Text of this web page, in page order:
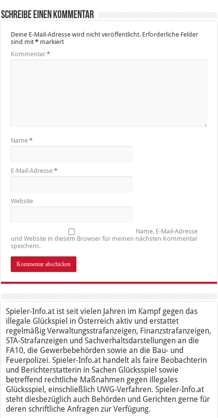
Schreibe einen Kommentar
Deine E-Mail-Adresse wird nicht veröffentlicht. Erforderliche Felder
sind mit* markiert
Kommentar*
Name*
E-Mail-Adresse*
Website
Name, E-Mail-Adresse
und Website in diesem Browser für meinen nächsten Kommentar
speichern.
Spieler-Info.at ist seit vielen Jahren im Kampf gegen das
illegale Glückspiel in Österreich aktiv und erstattet
regelmäßig Verwaltungsstrafanzeigen, Finanzstrafanzeigen,
STA-Strafanzeigen und Sachverhaltsdarstellungen an die
FA10, die Gewerbebehörden sowie an die Bau- und
Feuerpolizei. Spieler-Info.at handelt als faire Beobachterin
und Berichterstatterin in Sachen Glücksspiel sowie
betreffend rechtliche Maßnahmen gegen illegales
Glücksspiel, einschließlich UWG-Verfahren. Spieler-Info.at
steht diesbezüglich auch Behörden und Gerichten gerne für
deren schriftliche Anfragen zur Verfügung.